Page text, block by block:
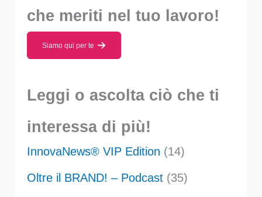
che meriti nel tuo lavoro!
Siamo qui per te
Leggi o ascolta ciò che ti
interessa di più!
InnovaNews® VIP Edition (14)
Oltre il BRAND! – Podcast(35)